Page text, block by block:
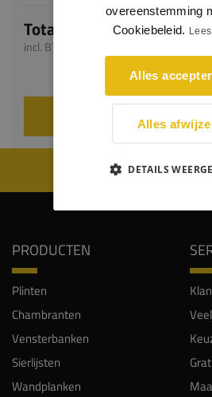
Totaal
incl. BTW
VOEG TOE AAN
WIJ WORDEN
PRODUCTEN
Plinten
Chambranten
Vensterbanken
Sierlijsten
Wandplanken
overeenstemming
Cookiebeleid.
Alles
Alles
DETAILS